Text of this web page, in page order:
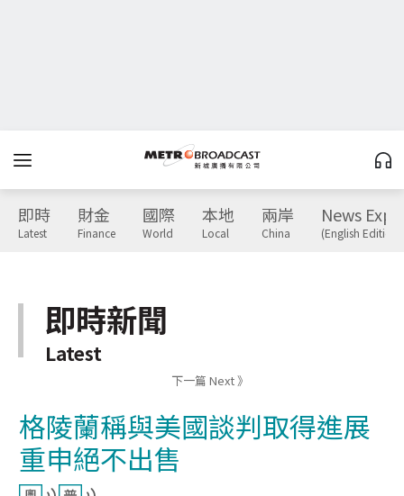
即時
Latest
財金
Finance
國際
World
本地
Local
兩岸
China
News
(English Edition)
即時新聞
Latest
下一篇 Next 》
格陵蘭稱與美國談判取得進展
重申絕不出售